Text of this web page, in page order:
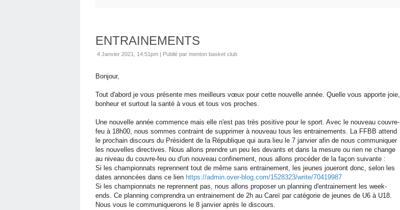
ENTRAINEMENTS
4 Janvier 2021, 14:51pm | Publié par menton basket club
Bonjour,
Tout d'abord je vous présente mes meilleurs vœux pour cette nouvelle année. Quelle vous apporte joie,
bonheur et surtout la santé à vous et tous vos proches.
Une nouvelle année commence mais elle n'est pas très positive pour le sport. Avec le nouveau couvre-
feu à 18h00, nous sommes contraint de supprimer à nouveau tous les entrainements. La FFBB attend
le prochain discours du Président de la République qui aura lieu le 7 janvier afin de nous communiquer
les nouvelles directives. Nous allons prendre un peu les devants et dans la mesure ou rien ne change
au niveau du couvre-feu ou d'un nouveau confinement, nous allons procéder de la façon suivante :
Si les championnats reprennent tout de même sans entrainement, les jeunes joueront donc, selon les
dates annoncées dans ce lien https://admin.over-blog.com/1528323/write/70419987
Si les championnats ne reprennent pas, nous allons proposer un planning d'entrainement les week-
ends. Ce planning comprendra un entrainement de 2h au Careï par catégorie de jeunes de U6 à U18.
Nous vous le communiquerons le 8 janvier après le discours.